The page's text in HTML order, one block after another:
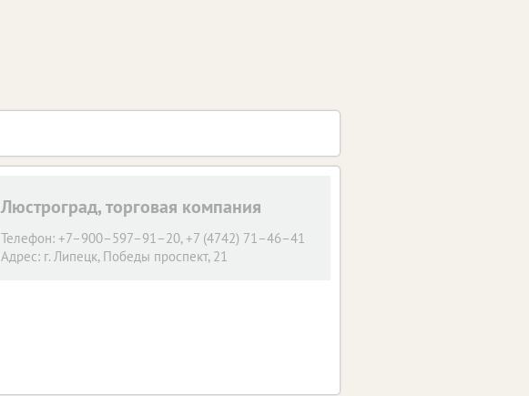
Люстроград, торговая компания
Телефон: +7–900–597–91–20, +7 (4742) 71–46–41
Адрес: г. Липецк, Победы проспект, 21